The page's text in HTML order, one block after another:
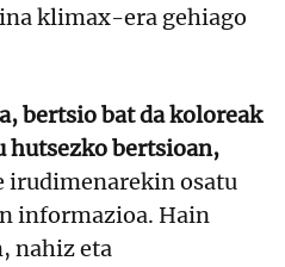
klimax-era gehiago
bertsio bat da koloreak
hutsezko bertsioan,
irudimenarekin osatu
informazioa. Hain
nahiz eta